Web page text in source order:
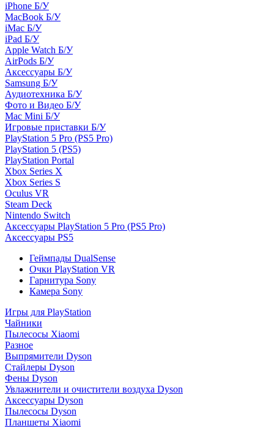
iPhone Б/У
MacBook Б/У
iMac Б/У
iPad Б/У
Apple Watch Б/У
AirPods Б/У
Аксессуары Б/У
Samsung Б/У
Аудиотехника Б/У
Фото и Видео Б/У
Mac Mini Б/У
Игровые приставки Б/У
PlayStation 5 Pro (PS5 Pro)
PlayStation 5 (PS5)
PlayStation Portal
Xbox Series X
Xbox Series S
Oculus VR
Steam Deck
Nintendo Switch
Аксессуары PlayStation 5 Pro (PS5 Pro)
Аксессуары PS5
Геймпады DualSense
Очки PlayStation VR
Гарнитура Sony
Камера Sony
Игры для PlayStation
Чайники
Пылесосы Xiaomi
Разное
Выпрямители Dyson
Стайлеры Dyson
Фены Dyson
Увлажнители и очистители воздуха Dyson
Аксессуары Dyson
Пылесосы Dyson
Планшеты Xiaomi